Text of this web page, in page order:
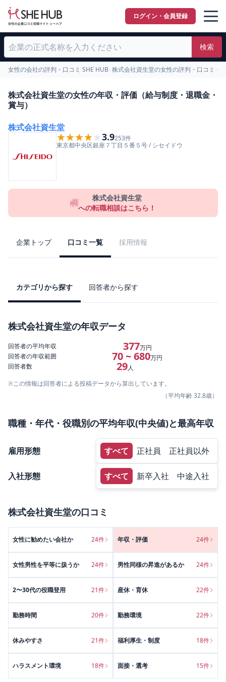
ログイン・会員登録
検索
女性の会社の評判・口コミ SHE HUB 株式会社資生堂の女性の評判・口コミ
株式会社資生堂の女性の年収・評価（給与制度・退職金・
賞与）
株式会社資生堂
★★★★★
★★★★★3.9253件
東京都中央区銀座７丁目５番５号/シセイドウ
株式会社資生堂
への転職相談はこちら！
企業トップ 口コミ一覧 採用情報
カテゴリから探す 回答者から探す
株式会社資生堂の年収データ
回答者の平均年収 377万円
回答者の年収範囲
70 ~ 680万円
回答者数
29人
※この情報は回答者による投稿データから算出しています。
（平均年齢32.8歳）
職種・年代・役職別の平均年収(中央値)と最高年収
雇用形態 すべて 正社員 正社員以外
入社形態 すべて 新卒入社 中途入社
株式会社資生堂の口コミ
女性に勧めたい会社か 24件 年収・評価 24件
女性男性を平等に扱うか 24件 男性同様の昇進があるか 24件
2〜30代の役職登用 21件 産休・育休 22件
勤務時間 20件 勤務環境 22件
休みやすさ 21件 福利厚生・制度 18件
ハラスメント環境 18件 面接・選考 15件